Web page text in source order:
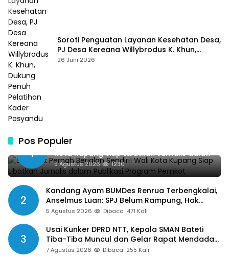
Soroti Penguatan Layanan Kesehatan Desa,
PJ Desa Kereana Willybrodus K. Khun,
Dukung Penuh Pelatihan Kader Posyandu
26 Juni 2026
Pos Populer
1
SMSI Tak Pernah Berjalan Sendiri! Wali
Kota Kupang Siap Libatkan Jurnalis dalam
Publikasi Program Pemkot
5 Agustus 2026 1230
2
Kandang Ayam BUMDes Renrua Terbengkalai,
Anselmus Luan: SPJ Belum Rampung, Hak
Aparat Desa Sejak Januari Belum Dibayar
5 Agustus 2026 Dibaca 471 Kali
3
Usai Kunker DPRD NTT, Kepala SMAN Bateti
Tiba-Tiba Muncul dan Gelar Rapat Mendadak,
Guru Pertanyakan Hak 15 Persen yang Belum
7 Agustus 2026 Dibaca 255 Kali